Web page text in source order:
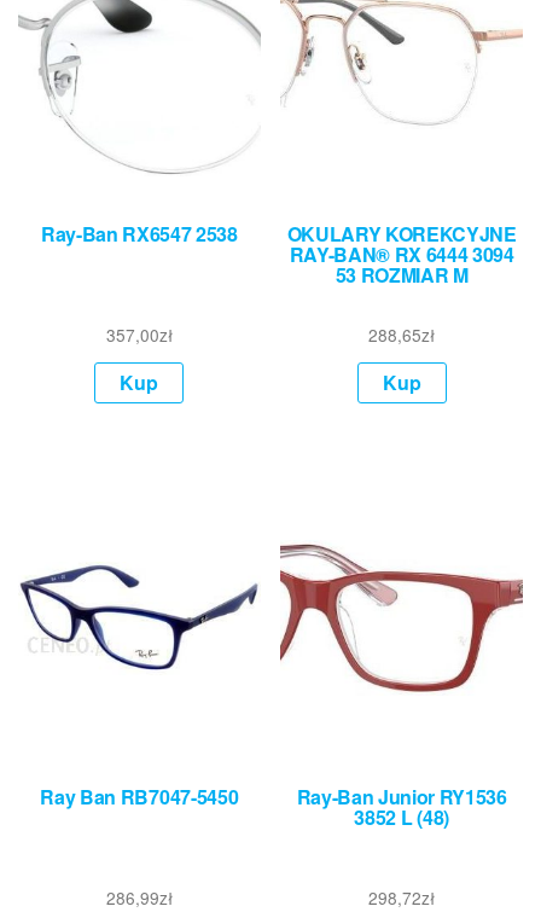
Ray-Ban RX6547 2538
357,00zł
Kup
OKULARY KOREKCYJNE
RAY-BAN® RX 6444 3094
53 ROZMIAR M
288,65zł
Kup
Ray Ban RB7047-5450
286,99zł
Ray-Ban Junior RY1536
3852 L (48)
298,72zł